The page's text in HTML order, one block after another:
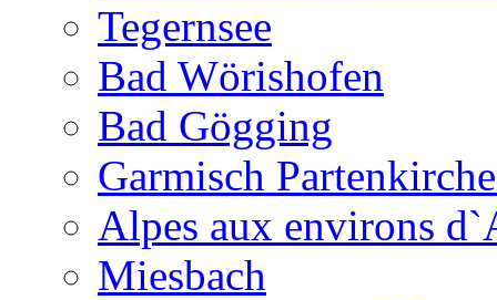
Tegernsee
Bad Wörishofen
Bad Gögging
Garmisch
Alpes aux environs
Miesbach